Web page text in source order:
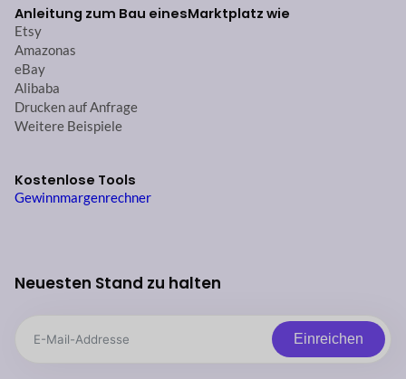
Anleitung zum Bau einesMarktplatz wie
Etsy
Amazonas
eBay
Alibaba
Drucken auf Anfrage
Weitere Beispiele
Kostenlose Tools
Gewinnmargenrechner
Neuesten Stand zu halten
Einreichen